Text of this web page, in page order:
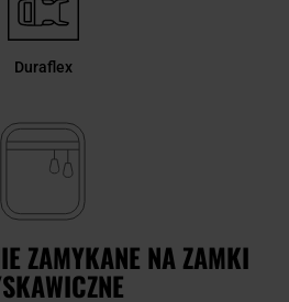
Duraflex
ZAMYKANE NA ZAMKI